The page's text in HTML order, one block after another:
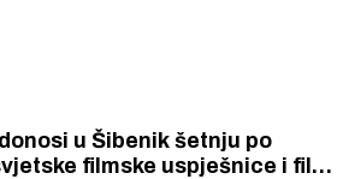
u Šibenik šetnju po
filmske uspješnice i film